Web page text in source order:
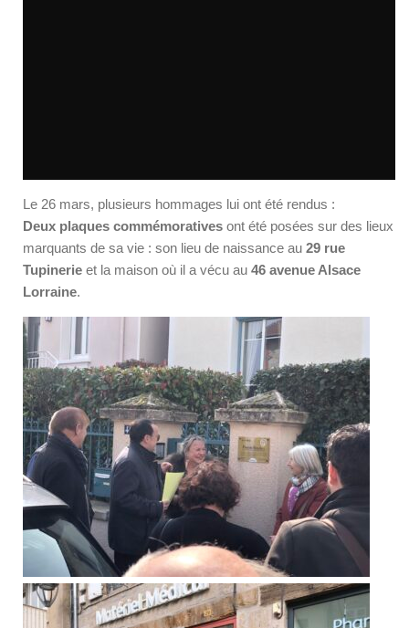
Le 26 mars, plusieurs hommages lui ont été rendus :
Deux plaques commémoratives ont été posées sur des lieux
marquants de sa vie : son lieu de naissance au 29 rue
Tupinerie et la maison où il a vécu au 46 avenue Alsace
Lorraine.